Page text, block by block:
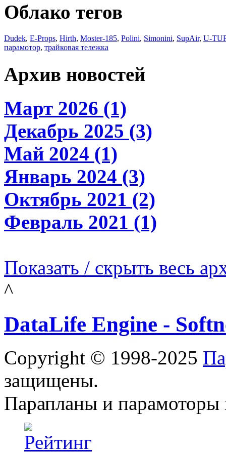
Облако тегов
Dudek, E-Props, Hirth, Moster-185, Polini, Simonini, SupAir, U-
парамотор, трайковая тележка
Архив новостей
Март 2026 (1)
Декабрь 2025 (3)
Май 2024 (1)
Январь 2024 (3)
Октябрь 2021 (2)
Февраль 2021 (1)
Показать / скрыть весь
^
DataLife Engine -
Copyright © 1998-2025
защищены.
Парапланы и парамоторы